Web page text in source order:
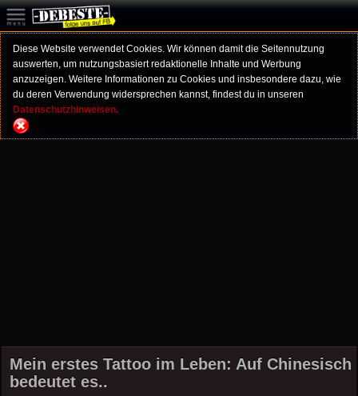
Diese Website verwendet Cookies. Wir können damit die Seitennutzung
auswerten, um nutzungsbasiert redaktionelle Inhalte und Werbung
anzuzeigen. Weitere Informationen zu Cookies und insbesondere dazu, wie
du deren Verwendung widersprechen kannst, findest du in unseren
Datenschutzhinweisen.
Mein erstes Tattoo im Leben: Auf Chinesisch
bedeutet es..